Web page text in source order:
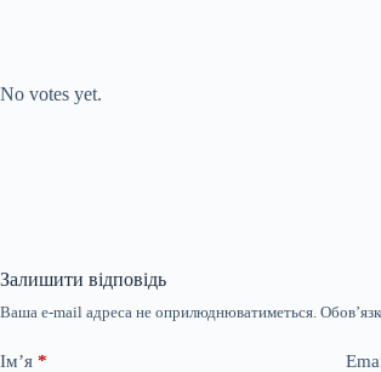
No votes yet.
Залишити відповідь
Ваша e-mail адреса не оприлюднюватиметься.
Ім’я *